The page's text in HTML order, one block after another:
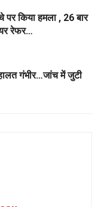
किया हमला , 26 बार
रेफर…
गंभीर…जांच में जुटी